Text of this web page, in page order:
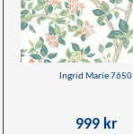
Ingrid Marie 7650
999 kr